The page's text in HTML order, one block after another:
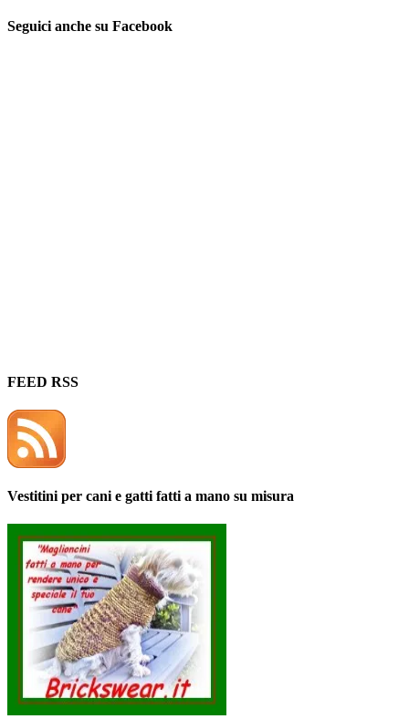
Seguici anche su Facebook
FEED RSS
Vestitini per cani e gatti fatti a mano su misura